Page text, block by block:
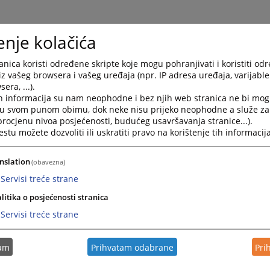
rada Osnovnog suda u
sud u Bijeljini, u 2025. godini riješio je 24503 predmeta,
20181 predmet i ostvario godišnju normu suda od
rezultate rada suda za 2025. godinu, možete
kategoriji "Prateći dokumenti".
kolačića
koristi određene skripte koje mogu pohranjivati i koristiti
vašeg browsera i vašeg uređaja (npr. IP adresa uređaja,
...).
informacija su nam neophodne i bez njih web stranica ne bi
svom punom obimu, dok neke nisu prijeko neophodne a služe
nivoa posjećenosti, budućeg usavršavanja stranice...).
možete dozvoliti ili uskratiti pravo na korištenje tih
(obavezna)
Servisi treće strane
o posjećenosti stranica
Servisi treće strane
Prihvatam odabrane